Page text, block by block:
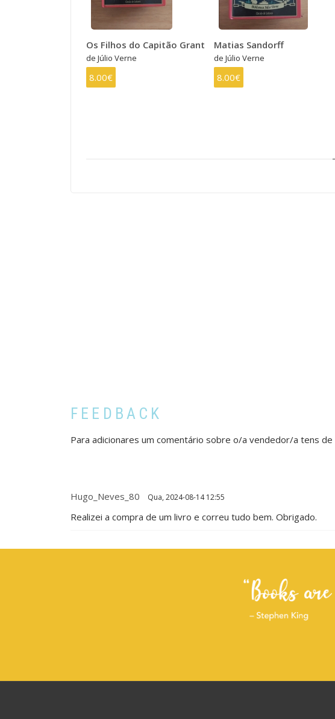
Os Filhos do Capitão Grant
de Júlio Verne
8.00€
Matias Sandorff
de Júlio Verne
8.00€
FEEDBACK
Para adicionares um comentário sobre o/a vendedor/a tens de
Hugo_Neves_80 Qua, 2024-08-14 12:55
Realizei a compra de um livro e correu tudo bem. Obrigado.